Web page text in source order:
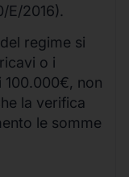
E/2016).
regime si
o i
100.000€, non
la verifica
le somme